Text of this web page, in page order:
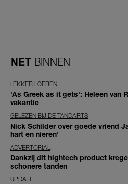
NET BINNEN
LEKKER LOEREN
'As Greek as it gets': Heleen van
vakantie
GELEZEN BIJ DE TANDARTS
Nick Schilder over goede vriend
hart en nieren'
ADVERTORIAL
Dankzij dit hightech product
schonere tanden
UPDATE